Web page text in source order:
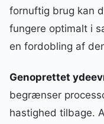
fornuftig brug kan
fungere optimalt i
en fordobling af
Genoprettet
begrænser
hastighed tilbage.